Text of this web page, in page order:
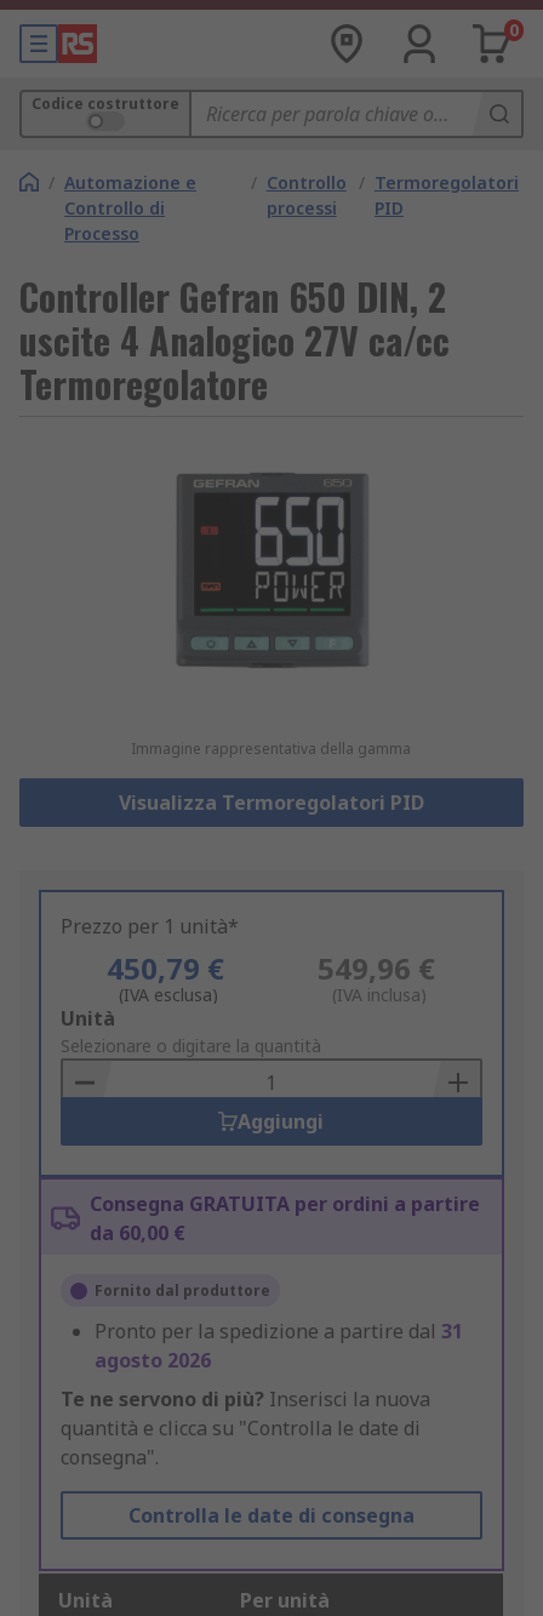
0
Codice costruttore
/ Automazione e
Controllo di
Processo
/ Controllo
processi
/ Termoregolatori
PID
Controller Gefran 650 DIN, 2
uscite 4 Analogico 27V ca/cc
Termoregolatore
Immagine rappresentativa della gamma
Visualizza Termoregolatori PID
Prezzo per 1 unità*
450,79 €
(IVA esclusa)
549,96 €
(IVA inclusa)
Add
to
Basket
Unità
Selezionare o digitare la quantità
Aggiungi
Consegna GRATUITA per ordini a partire
da 60,00 €
Fornito dal produttore
Pronto per la spedizione a partire dal 31
agosto 2026
Te ne servono di più? Inserisci la nuova
quantità e clicca su "Controlla le date di
consegna".
Controlla le date di consegna
Unità Per unità